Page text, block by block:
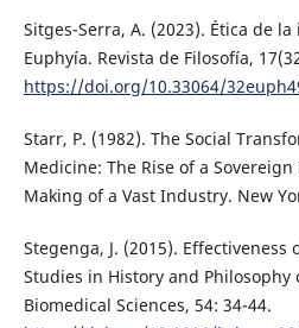
Sitges-Serra, A. (2023). Ética de
Euphyía. Revista de Filosofía,
https://doi.org/10.33064/
Starr, P. (1982). The Social
Medicine: The Rise of a
Making of a Vast Industry. New
Stegenga, J. (2015).
Studies in History and Philosophy
Biomedical Sciences, 54: 34-44.